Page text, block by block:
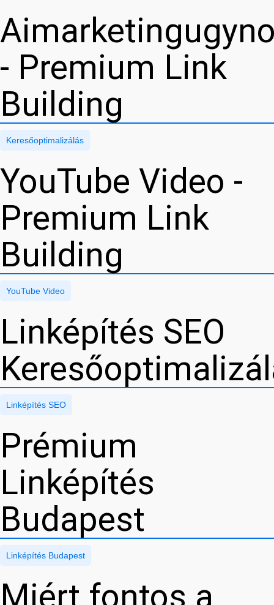
- Premium Link
Building
Keresőoptimalizálás
YouTube Video -
Premium Link
Building
YouTube Video
Linképítés SEO
Linképítés SEO
Prémium
Linképítés
Budapest
Linképítés Budapest
Miért fontos a